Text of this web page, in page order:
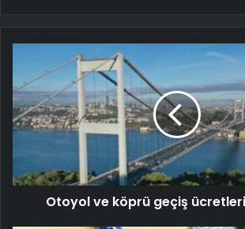
Otoyol ve köprü geçiş